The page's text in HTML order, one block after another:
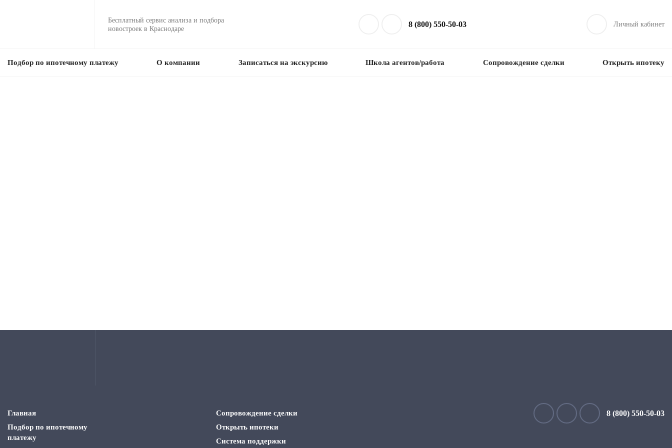
Бесплатный сервис анализа и подбора
новостроек в Краснодаре
8 (800) 550-50-03 Личный кабинет
Подбор по ипотечному платежу О компании Записаться на экскурсию Школа агентов/работа Сопровождение сделки Открыть ипотеку
Главная
Подбор по ипотечному
платежу
Сопровождение сделки
Открыть ипотеки
Система поддержки
8 (800) 550-50-03